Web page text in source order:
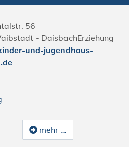
Daisbach
56
Erziehung
und-jugendhaus-
mehr …